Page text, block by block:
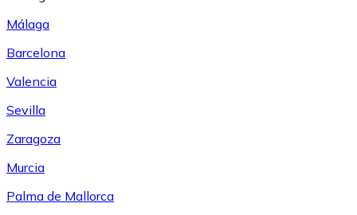
Málaga
Barcelona
Valencia
Sevilla
Zaragoza
Murcia
Palma de Mallorca